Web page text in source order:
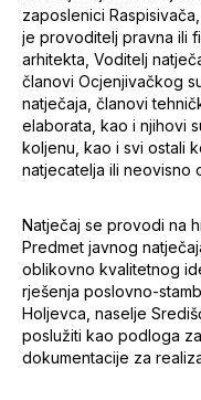
zaposlenici
je provoditelj pravna ili
arhitekta, Voditelj
članovi Ocjenjivačkog
natječaja, članovi
elaborata, kao i njihovi
koljenu, kao i svi ostali
natjecatelja ili neovisno
Natječaj se provodi na
Predmet javnog
oblikovno kvalitetnog
rješenja poslovno-
Holjevca, naselje
poslužiti kao podloga
dokumentacije za